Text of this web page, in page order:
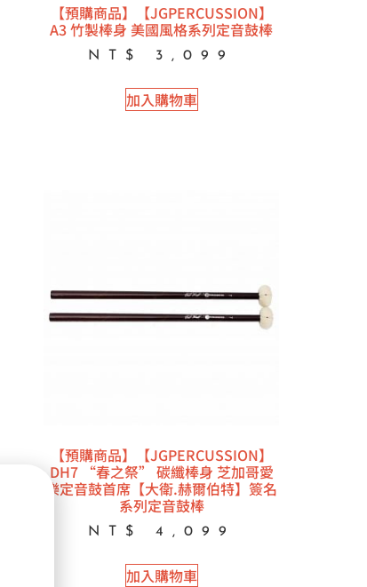
【預購商品】【JGPERCUSSION】
A3 竹製棒身 美國風格系列定音鼓棒
NT$ 3,099
加入購物車
【預購商品】【JGPERCUSSION】
DH7 “春之祭” 碳纖棒身 芝加哥愛
樂定音鼓首席【大衛.赫爾伯特】簽名
系列定音鼓棒
NT$ 4,099
加入購物車